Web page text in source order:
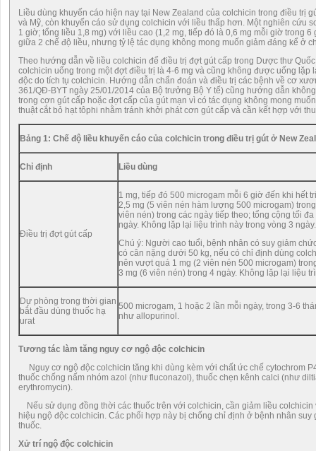
Liều dùng khuyến cáo hiện nay tại New Zealand của colchicin trong điều trị
và Mỹ, còn khuyến cáo sử dụng colchicin với liều thấp hơn. Một nghiên cứu
1 giờ; tổng liều 1,8 mg) với liều cao (1,2 mg, tiếp đó là 0,6 mg mỗi giờ trong
giữa 2 chế độ liều, nhưng tỷ lệ tác dụng không mong muốn giảm đáng kể ở
Theo hướng dẫn về liều colchicin để điều trị đợt gút cấp trong Dược thư
colchicin uống trong một đợt điều trị là 4-6 mg và cũng không được uống
độc do tích tụ colchicin. Hướng dẫn chẩn đoán và điều trị các bệnh về cơ
361/QĐ-BYT ngày 25/01/2014 của Bộ trưởng Bộ Y tế) cũng hướng dẫn
trong cơn gút cấp hoặc đợt cấp của gút mạn vì có tác dụng không mong
thuật cắt bỏ hạt tôphi nhằm tránh khởi phát cơn gút cấp và cần kết hợp với
Bảng 1: Chế độ liều khuyến cáo của colchicin trong điều trị gút ở New
Chỉ định Liều dùng
Điều trị đợt gút cấp
1 mg, tiếp đó 500 microgam mỗi 6 giờ đến khi hết
2,5 mg (5 viên nén hàm lượng 500 microgam)
viên nén) trong các ngày tiếp theo; tổng cộng tối
ngày. Không lặp lại liệu trình này trong vòng 3 ngày.
Chú ý: Người cao tuổi, bệnh nhân có suy giảm
có cân nặng dưới 50 kg, nếu có chỉ định dùng
nên vượt quá 1 mg (2 viên nén 500 microgam)
3 mg (6 viên nén) trong 4 ngày. Không lặp lại liệu
Dự phòng trong thời gian
bắt đầu dùng thuốc hạ
urat
500 microgam, 1 hoặc 2 lần mỗi ngày, trong 3-6
như allopurinol.
Tương tác làm tăng nguy cơ ngộ độc colchicin
Nguy cơ ngộ độc colchicin tăng khi dùng kèm với chất ức chế cytochrom
thuốc chống nấm nhóm azol (như fluconazol), thuốc chẹn kênh calci (như
erythromycin).
Nếu sử dụng đồng thời các thuốc trên với colchicin, cần giảm liều
hiệu ngộ độc colchicin. Các phối hợp này bị chống chỉ định ở bệnh nhân
thuốc.
Xử trí ngộ độc colchicin